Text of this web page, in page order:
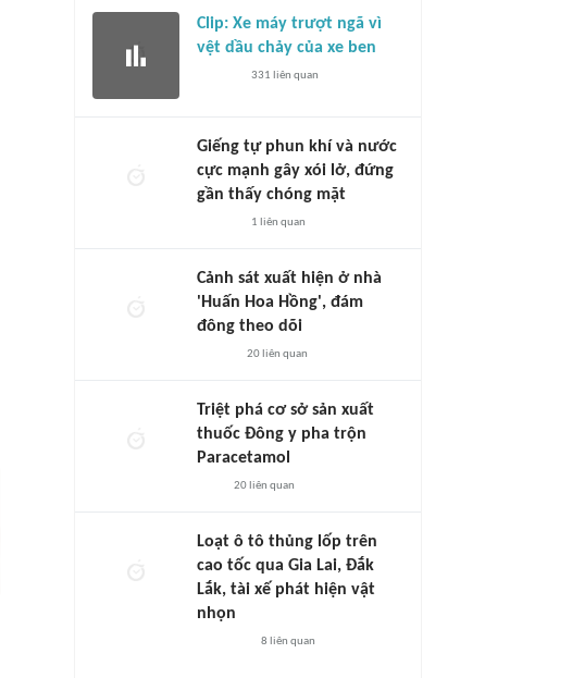
Clip: Xe máy trượt ngã vì
vệt dầu chảy của xe ben
331 liên quan
Giếng tự phun khí và nước
cực mạnh gây xói lở, đứng
gần thấy chóng mặt
1 liên quan
Cảnh sát xuất hiện ở nhà
'Huấn Hoa Hồng', đám
đông theo dõi
20liên quan
Triệt phá cơ sở sản xuất
thuốc Đông y pha trộn
Paracetamol
20liên quan
Loạt ô tô thủng lốp trên
cao tốc qua Gia Lai, Đắk
Lắk, tài xế phát hiện vật
nhọn
8 liên quan